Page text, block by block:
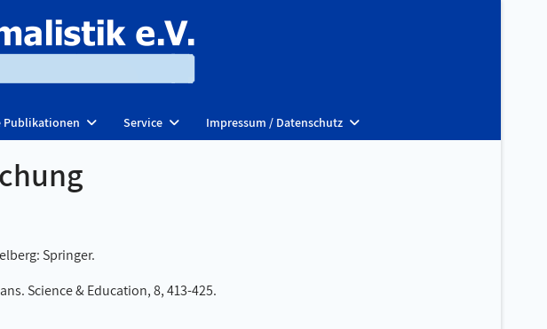
Publikationen Service Impressum / Datenschutz
Springer.
Science & Education, 8, 413-425.